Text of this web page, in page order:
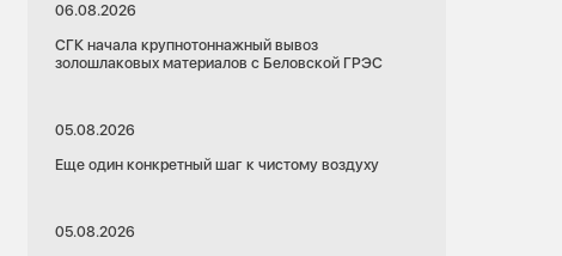
06.08.2026
СГК начала крупнотоннажный вывоз
золошлаковых материалов с Беловской ГРЭС
05.08.2026
Еще один конкретный шаг к чистому воздуху
05.08.2026